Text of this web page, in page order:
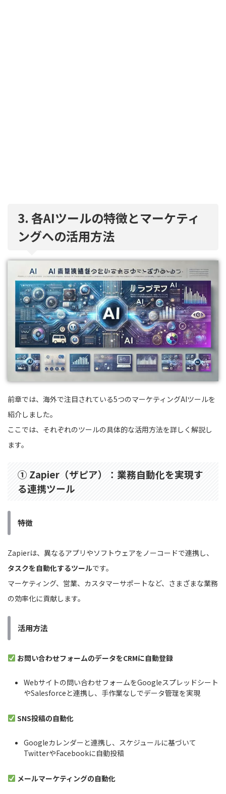
3. 各AIツールの特徴とマーケティ
ングへの活用方法
前章では、海外で注目されている5つのマーケティングAIツールを
紹介しました。
ここでは、それぞれのツールの具体的な活用方法を詳しく解説し
ます。
① Zapier（ザピア）：業務自動化を実現す
る連携ツール
特徴
Zapierは、異なるアプリやソフトウェアをノーコードで連携し、
タスクを自動化するツールです。
マーケティング、営業、カスタマーサポートなど、さまざまな業務
の効率化に貢献します。
活用方法
お問い合わせフォームのデータをCRMに自動登録
Webサイトの問い合わせフォームをGoogleスプレッドシート
やSalesforceと連携し、手作業なしでデータ管理を実現
SNS投稿の自動化
Googleカレンダーと連携し、スケジュールに基づいて
TwitterやFacebookに自動投稿
メールマーケティングの自動化